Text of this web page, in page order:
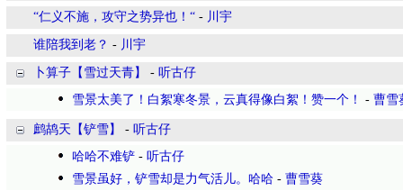
“仁义不施，攻守之势异也！“ - 川宇
谁陪我到老？ - 川宇
卜算子【雪过天青】 - 听古仔
雪景太美了！白絮寒冬景，云真得像白絮！赞一个！
- 曹雪
鹧鸪天【铲雪】 - 听古仔
哈哈不难铲 - 听古仔
雪景虽好，铲雪却是力气活儿。哈哈 - 曹雪葵